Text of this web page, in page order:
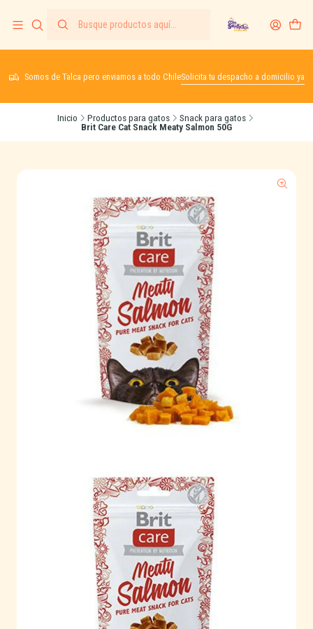
Somos de Talca pero enviamos a todo ChileSolicita tu despacho a domicilio ya
Inicio Productos para gatos
Snack para gatos
Brit Care Cat Snack Meaty Salmon 50G